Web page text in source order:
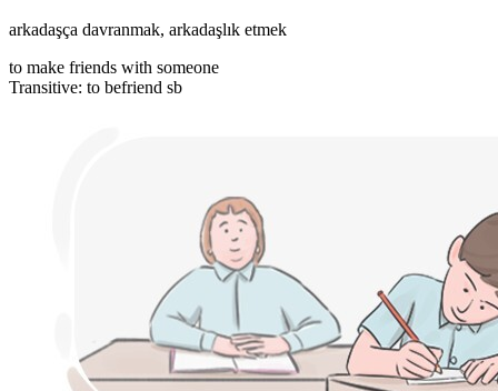
arkadaşça davranmak, arkadaşlık etmek
to make friends with someone
Transitive: to befriend sb